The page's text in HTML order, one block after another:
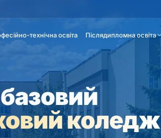
технічна освіта Післядипломна освіта
коледж